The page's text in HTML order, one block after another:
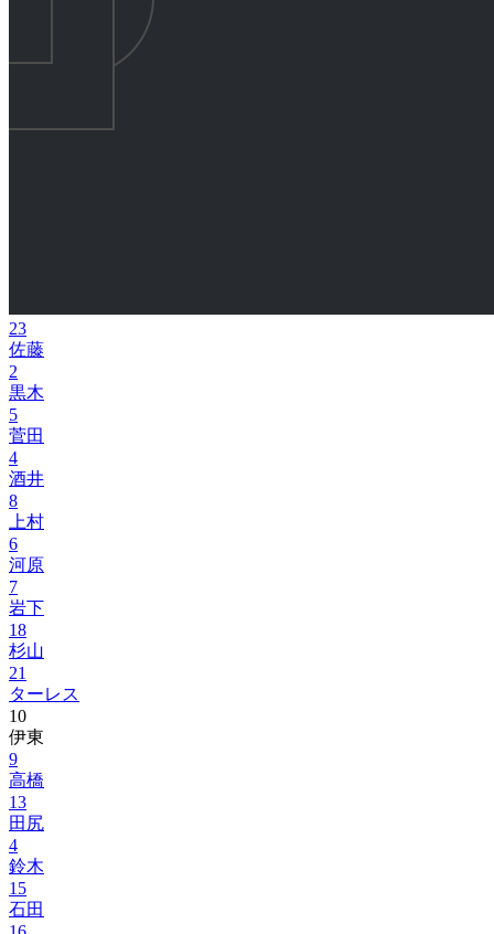
23
佐藤
2
黒木
5
菅田
4
酒井
8
上村
6
河原
7
岩下
18
杉山
21
ターレス
10
伊東
9
高橋
13
田尻
4
鈴木
15
石田